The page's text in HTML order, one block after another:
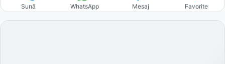
Sună WhatsApp Mesaj Favorite